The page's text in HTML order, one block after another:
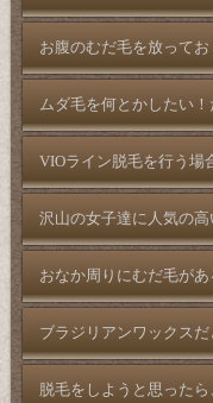
お腹のむだ毛を放って
ムダ毛を何とかしたい！
VIOライン脱毛を行う場
沢山の女子達に人気の
おなか周りにむだ毛が
ブラジリアンワックス
脱毛をしようと思った